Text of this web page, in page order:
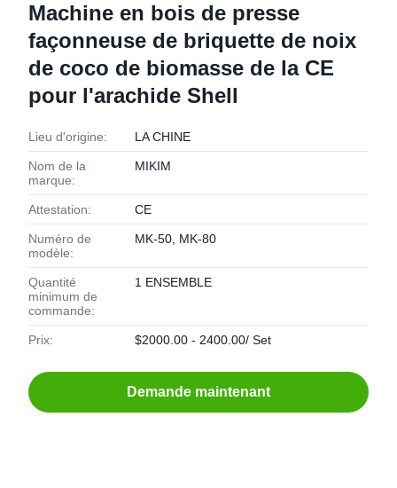
Machine en bois de presse
façonneuse de briquette de noix
de coco de biomasse de la CE
pour l'arachide Shell
Lieu d'origine: LA CHINE
Nom de la
marque:
MIKIM
Attestation: CE
Numéro de
modèle:
MK-50, MK-80
Quantité
minimum de
commande:
1 ENSEMBLE
Prix: $2000.00 - 2400.00/ Set
Demande maintenant